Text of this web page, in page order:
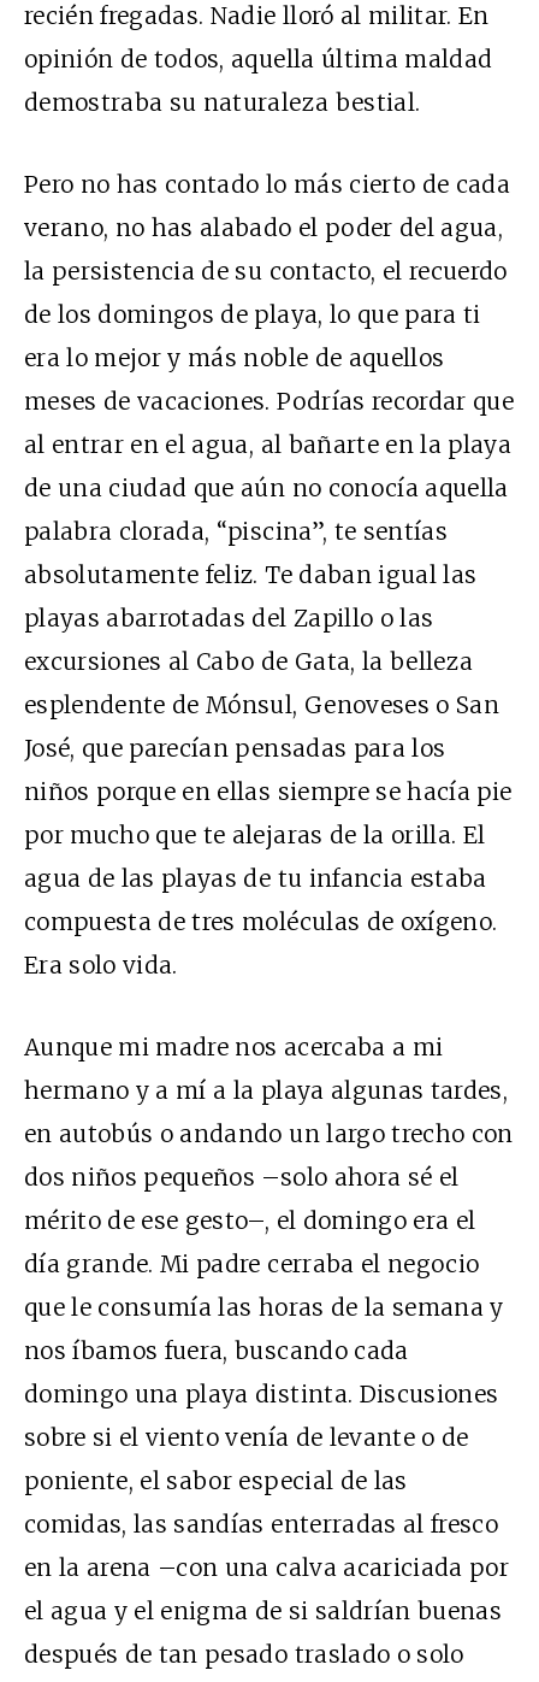
recién fregadas. Nadie lloró al militar. En
opinión de todos, aquella última maldad
demostraba su naturaleza bestial.
Pero no has contado lo más cierto de cada
verano, no has alabado el poder del agua,
la persistencia de su contacto, el recuerdo
de los domingos de playa, lo que para ti
era lo mejor y más noble de aquellos
meses de vacaciones. Podrías recordar que
al entrar en el agua, al bañarte en la playa
de una ciudad que aún no conocía aquella
palabra clorada, “piscina”, te sentías
absolutamente feliz. Te daban igual las
playas abarrotadas del Zapillo o las
excursiones al Cabo de Gata, la belleza
esplendente de Mónsul, Genoveses o San
José, que parecían pensadas para los
niños porque en ellas siempre se hacía pie
por mucho que te alejaras de la orilla. El
agua de las playas de tu infancia estaba
compuesta de tres moléculas de oxígeno.
Era solo vida.
Aunque mi madre nos acercaba a mi
hermano y a mí a la playa algunas tardes,
en autobús o andando un largo trecho con
dos niños pequeños –solo ahora sé el
mérito de ese gesto–, el domingo era el
día grande. Mi padre cerraba el negocio
que le consumía las horas de la semana y
nos íbamos fuera, buscando cada
domingo una playa distinta. Discusiones
sobre si el viento venía de levante o de
poniente, el sabor especial de las
comidas, las sandías enterradas al fresco
en la arena –con una calva acariciada por
el agua y el enigma de si saldrían buenas
después de tan pesado traslado o solo